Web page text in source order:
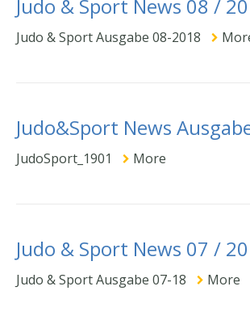
Judo & Sport News 08 /
Judo & Sport Ausgabe 08-2018
Judo&Sport News
JudoSport_1901 More
Judo & Sport News 07 /
Judo & Sport Ausgabe 07-18 More